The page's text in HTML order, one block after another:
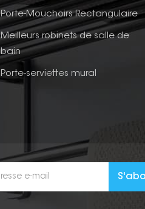
Porte-Mouchoirs Rectangulaire
Meilleurs robinets de salle de
bain
Porte-serviettes mural